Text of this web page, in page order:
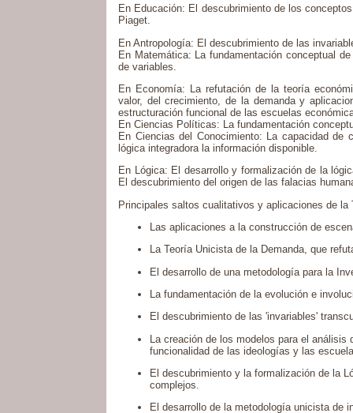
En Educación: El descubrimiento de los
Piaget.
En Antropología: El descubrimiento de las
En Matemática: La fundamentación conceptual
de variables.
En Economía: La refutación de la teoría
valor, del crecimiento, de la demanda y
estructuración funcional de las escuelas
En Ciencias Políticas: La fundamentación
En Ciencias del Conocimiento: La capacidad de
lógica integradora la información disponible.
En Lógica: El desarrollo y formalización de la
El descubrimiento del origen de las falacias
Principales saltos cualitativos y aplicaciones de la
Las aplicaciones a la construcción de
La Teoría Unicista de la Demanda, que
El desarrollo de una metodología para la
La fundamentación de la evolución e
El descubrimiento de las 'invariables'
La creación de los modelos para el
funcionalidad de las ideologías y las
El descubrimiento y la formalización de la
complejos.
El desarrollo de la metodología unicista de